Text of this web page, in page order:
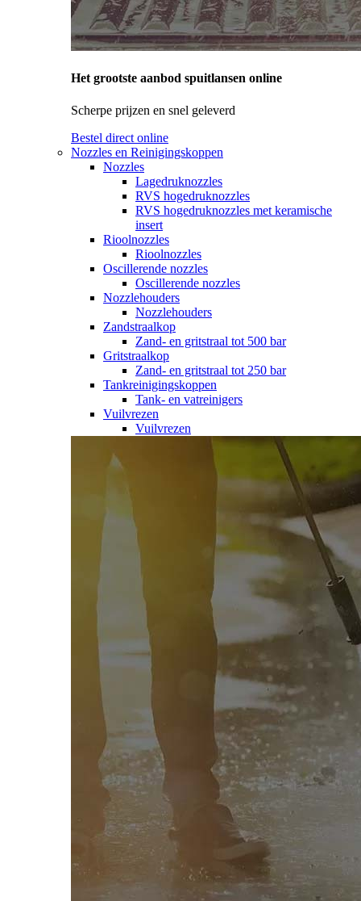
Het grootste aanbod spuitlansen online
Scherpe prijzen en snel geleverd
Bestel direct online
Nozzles en Reinigingskoppen
Nozzles
Lagedruknozzles
RVS hogedruknozzles
RVS hogedruknozzles met keramische
insert
Rioolnozzles
Rioolnozzles
Oscillerende nozzles
Oscillerende nozzles
Nozzlehouders
Nozzlehouders
Zandstraalkop
Zand- en gritstraal tot 500 bar
Gritstraalkop
Zand- en gritstraal tot 250 bar
Tankreinigingskoppen
Tank- en vatreinigers
Vuilvrezen
Vuilvrezen